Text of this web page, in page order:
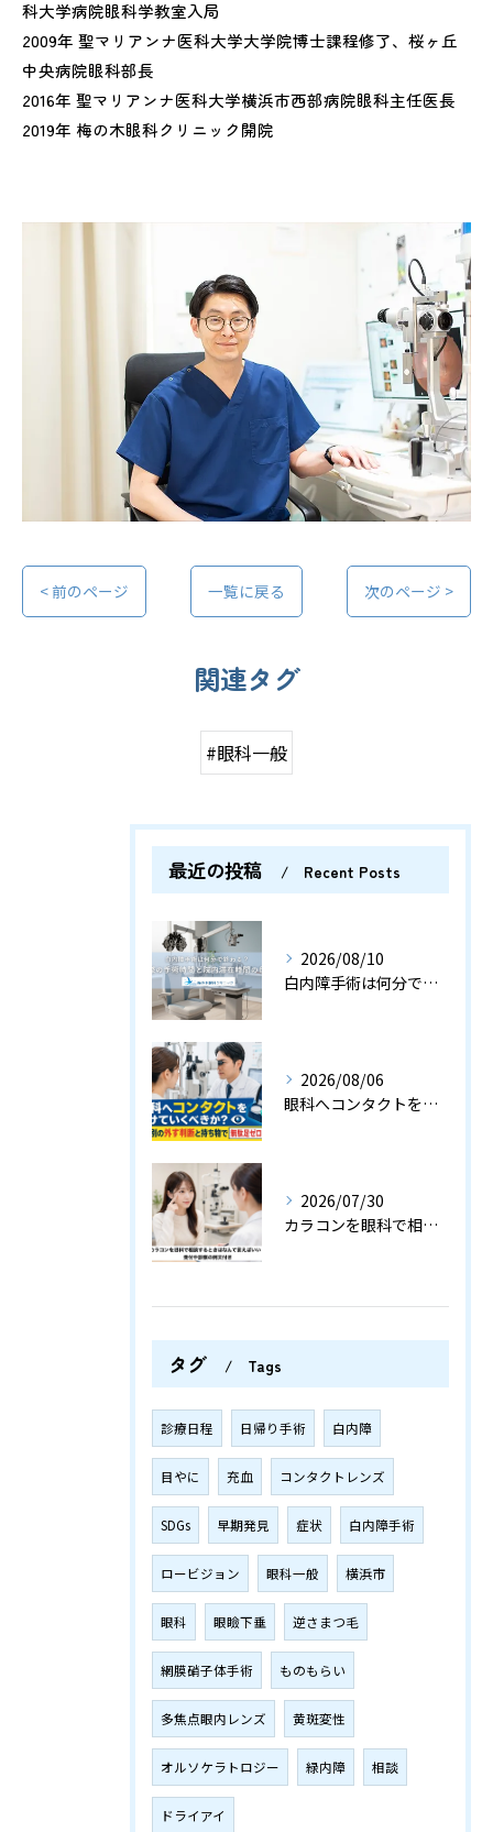
科大学病院眼科学教室入局
2009年 聖マリアンナ医科大学大学院博士課程修了、桜ヶ丘
中央病院眼科部長
2016年 聖マリアンナ医科大学横浜市西部病院眼科主任医長
2019年 梅の木眼科クリニック開院
< 前のページ 一覧に戻る 次のページ >
関連タグ
#眼科一般
最近の投稿 Recent Posts
2026/08/10
白内障手術は何分で終わる？実際の手術時間と院内滞在時間の目安
2026/08/06
眼科へコンタクトをつけていくべきか？検査別の外す判断と持ち物で無駄足ゼロの指南
2026/07/30
カラコンを眼科で相談するときはなんて言えばいい？受付や診察の例文付き
タグ Tags
診療日程 日帰り手術 白内障
目やに 充血 コンタクトレンズ
SDGs 早期発見 症状 白内障手術
ロービジョン 眼科一般 横浜市
眼科 眼瞼下垂 逆さまつ毛
網膜硝子体手術 ものもらい
多焦点眼内レンズ 黄斑変性
オルソケラトロジー 緑内障 相談
ドライアイ